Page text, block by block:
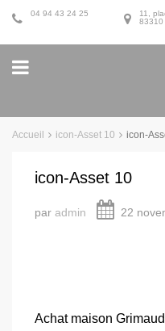
11,
83310
04 94 43 24 25
Accueil icon-Asset 10 icon-
icon-Asset 10
par admin 22
Achat maison Grimaud